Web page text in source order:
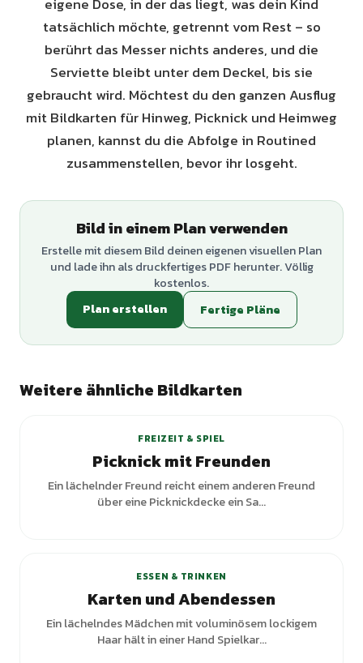
tatsächlich möchte, getrennt vom Rest – so
berührt das Messer nichts anderes, und die
Serviette bleibt unter dem Deckel, bis sie
gebraucht wird. Möchtest du den ganzen Ausflug
mit Bildkarten für Hinweg, Picknick und Heimweg
planen, kannst du die Abfolge in Routined
zusammenstellen, bevor ihr losgeht.
Bild in einem Plan verwenden
Erstelle mit diesem Bild deinen eigenen visuellen Plan
und lade ihn als druckfertiges PDF herunter. Völlig
kostenlos.
Plan erstellen
Fertige Pläne
Weitere ähnliche Bildkarten
FREIZEIT & SPIEL
Picknick mit Freunden
Ein lächelnder Freund reicht einem anderen Freund
über eine Picknickdecke ein Sa...
ESSEN & TRINKEN
Karten und Abendessen
Ein lächelndes Mädchen mit voluminösem lockigem
Haar hält in einer Hand Spielkar...